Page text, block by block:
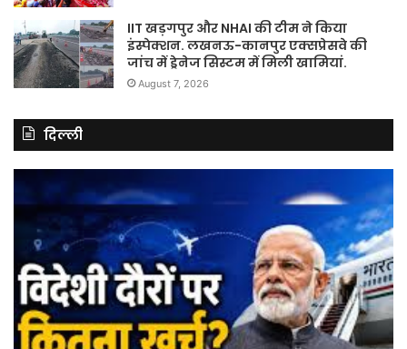
IIT खड़गपुर और NHAI की टीम ने किया
इंस्पेक्शन. लखनऊ-कानपुर एक्सप्रेसवे की
जांच में ड्रेनेज सिस्टम में मिली खामियां.
August 7, 2026
दिल्ली